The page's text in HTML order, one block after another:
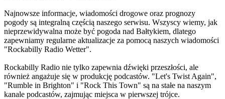
Najnowsze informacje, wiadomości drogowe oraz prognozy
pogody są integralną częścią naszego serwisu. Wszyscy wiemy, jak
nieprzewidywalna może być pogoda nad Bałtykiem, dlatego
zapewniamy regularne aktualizacje za pomocą naszych wiadomości
"Rockabilly Radio Wetter".
Rockabilly Radio nie tylko zapewnia dźwięki przeszłości, ale
również angażuje się w produkcję podcastów. "Let's Twist Again",
"Rumble in Brighton" i "Rock This Town" są na stałe na naszym
kanale podcastów, zajmując miejsca w pierwszej trójce.